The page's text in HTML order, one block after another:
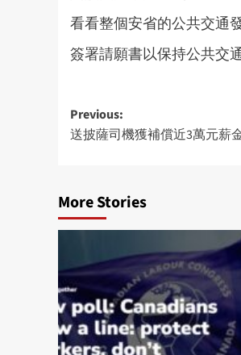
看看整個安省的公共交通
簽署請願書以保持公共交
Post
navigation
Previous:
送披薩司機獲補償近3萬元薪
More Stories